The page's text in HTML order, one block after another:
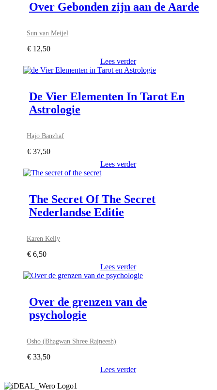
Over Gebonden zijn aan de Aarde
Sun van Meijel
€ 12,50
Lees verder
De Vier Elementen In Tarot En
Astrologie
Hajo Banzhaf
€ 37,50
Lees verder
The Secret Of The Secret
Nederlandse Editie
Karen Kelly
€ 6,50
Lees verder
Over de grenzen van de
psychologie
Osho (Bhagwan Shree Rajneesh)
€ 33,50
Lees verder